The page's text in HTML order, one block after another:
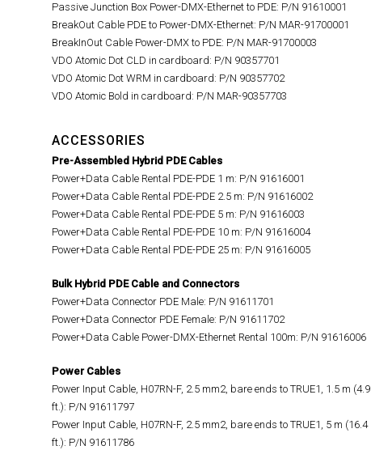
Passive Junction Box Power-DMX-Ethernet to PDE: P/N 91610001
BreakOut Cable PDE to Power-DMX-Ethernet: P/N MAR-91700001
BreakInOut Cable Power-DMX to PDE: P/N MAR-91700003
VDO Atomic Dot CLD in cardboard: P/N 90357701
VDO Atomic Dot WRM in cardboard: P/N 90357702
VDO Atomic Bold in cardboard: P/N MAR-90357703
ACCESSORIES
Pre-Assembled Hybrid PDE Cables
Power+Data Cable Rental PDE-PDE 1 m: P/N 91616001
Power+Data Cable Rental PDE-PDE 2.5 m: P/N 91616002
Power+Data Cable Rental PDE-PDE 5 m: P/N 91616003
Power+Data Cable Rental PDE-PDE 10 m: P/N 91616004
Power+Data Cable Rental PDE-PDE 25 m: P/N 91616005
Bulk Hybrid PDE Cable and Connectors
Power+Data Connector PDE Male: P/N 91611701
Power+Data Connector PDE Female: P/N 91611702
Power+Data Cable Power-DMX-Ethernet Rental 100m: P/N 91616006
Power Cables
Power Input Cable, H07RN-F, 2.5 mm2, bare ends to TRUE1, 1.5 m (4.9
ft.): P/N 91611797
Power Input Cable, H07RN-F, 2.5 mm2, bare ends to TRUE1, 5 m (16.4
ft.): P/N 91611786